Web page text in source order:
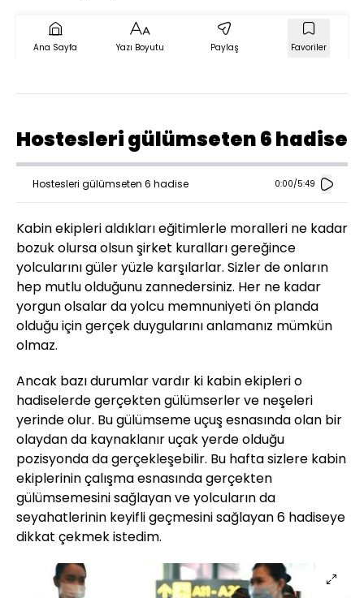
Ana Sayfa Yazı Boyutu Paylaş Favoriler
Hostesleri gülümseten 6 hadise
Hostesleri gülümseten 6 hadise 0:00/5:49
Kabin ekipleri aldıkları eğitimlerle moralleri ne kadar
bozuk olursa olsun şirket kuralları gereğince
yolcularını güler yüzle karşılarlar. Sizler de onların
hep mutlu olduğunu zannedersiniz. Her ne kadar
yorgun olsalar da yolcu memnuniyeti ön planda
olduğu için gerçek duygularını anlamanız mümkün
olmaz.
Ancak bazı durumlar vardır ki kabin ekipleri o
hadiselerde gerçekten gülümserler ve neşeleri
yerinde olur. Bu gülümseme uçuş esnasında olan bir
olaydan da kaynaklanır uçak yerde olduğu
pozisyonda da gerçekleşebilir. Bu hafta sizlere kabin
ekiplerinin çalışma esnasında gerçekten
gülümsemesini sağlayan ve yolcuların da
seyahatlerinin keyifli geçmesini sağlayan 6 hadiseye
dikkat çekmek istedim.